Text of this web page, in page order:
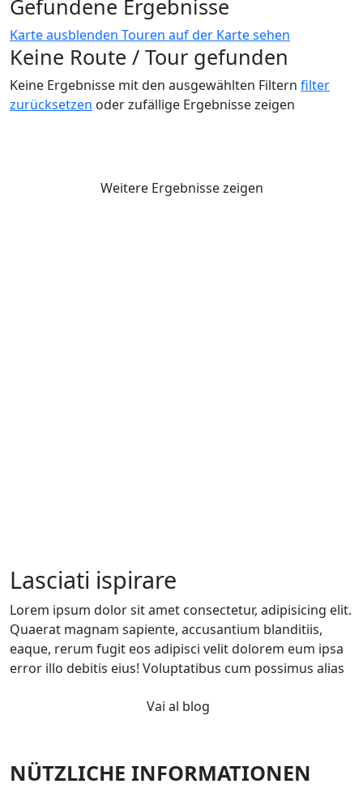
Gefundene Ergebnisse
Karte ausblenden Touren auf der Karte sehen
Keine Route / Tour gefunden
Keine Ergebnisse mit den ausgewählten Filtern filter
zurücksetzen oder zufällige Ergebnisse zeigen
Weitere Ergebnisse zeigen
Lasciati ispirare
Lorem ipsum dolor sit amet consectetur, adipisicing elit.
Quaerat magnam sapiente, accusantium blanditiis,
eaque, rerum fugit eos adipisci velit dolorem eum ipsa
error illo debitis eius! Voluptatibus cum possimus alias
Vai al blog
NÜTZLICHE INFORMATIONEN